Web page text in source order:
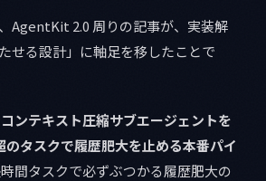
AgentKit 2.0 周りの記事が、実装解
せる設計」に軸足を移したことで
ンテキスト圧縮サブエージェントを
タスクで履歴肥大を止める本番パイ
間タスクで必ずぶつかる履歴肥大の